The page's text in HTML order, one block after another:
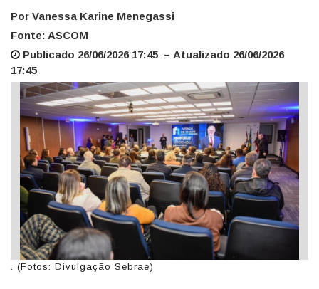
Por Vanessa Karine Menegassi
Fonte: ASCOM
Publicado 26/06/2026 17:45 – Atualizado 26/06/2026
17:45
. (Fotos: Divulgação Sebrae)